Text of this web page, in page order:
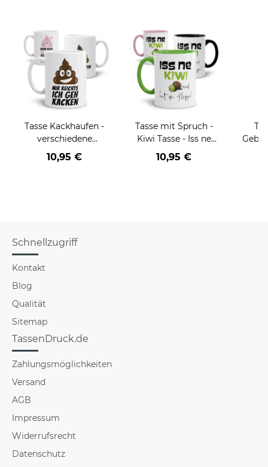
Tasse Kackhaufen -
verschiedene
Sprüche-
10,95 €
Tasse mit Spruch -
Kiwi Tasse - Iss ne
Kiwi & halt die
Klappe!
10,95 €
Schnellzugriff
Kontakt
Blog
Qualität
Sitemap
TassenDruck.de
Zahlungsmöglichkeiten
Versand
AGB
Impressum
Widerrufsrecht
Datenschutz